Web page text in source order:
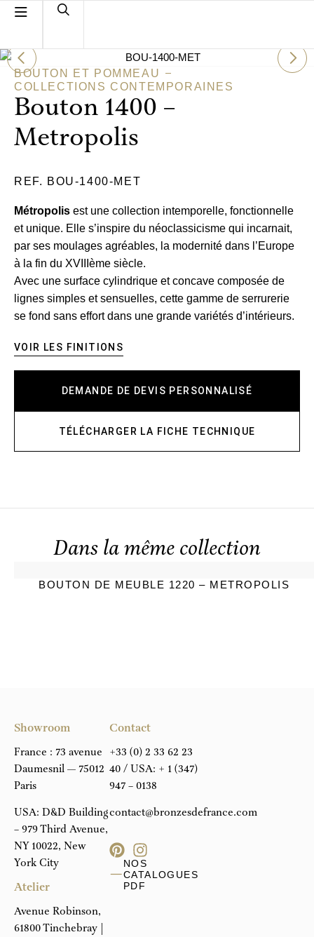
BOUTON ET POMMEAU
COLLECTIONS CONTEMPORAINES
Bouton 1400 –
Metropolis
REF. BOU-1400-MET
Métropolis est une collection intemporelle, fonctionnelle
et unique. Elle s’inspire du néoclassicisme qui incarnait,
par ses moulages agréables, la modernité dans l’Europe
à la fin du XVIIIème siècle.
Avec une surface cylindrique et concave composée de
lignes simples et sensuelles, cette gamme de serrurerie
se fond sans effort dans une grande variétés d’intérieurs.
VOIR LES FINITIONS
DEMANDE DE DEVIS PERSONNALISÉ
TÉLÉCHARGER LA FICHE TECHNIQUE
Dans la même collection
BOUTON DE MEUBLE 1220 – METROPOLIS
Showroom
France : 73 avenue
Daumesnil — 75012
Paris
USA: D&D Building
– 979 Third Avenue,
NY 10022, New
York City
Atelier
Avenue Robinson,
61800 Tinchebray |
Contact
+33 (0) 2 33 62 23
40 / USA: + 1 (347)
947 – 0138
contact@bronzesdefrance.com
NOS
CATALOGUES
PDF